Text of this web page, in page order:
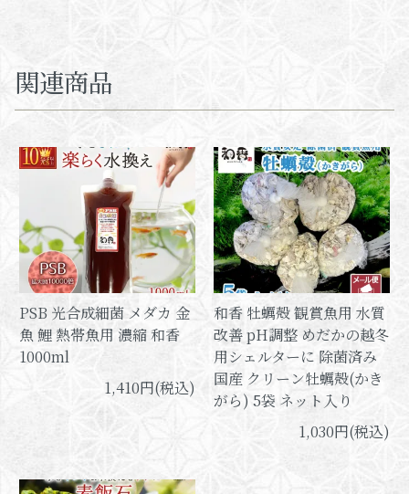
関連商品
PSB 光合成細菌 メダカ 金
魚 鯉 熱帯魚用 濃縮 和香
1000ml
1,410円(税込)
和香 牡蠣殻 観賞魚用 水質
改善 pH調整 めだかの越冬
用シェルターに 除菌済み
国産 クリーン牡蠣殻(かき
がら) 5袋 ネット入り
1,030円(税込)